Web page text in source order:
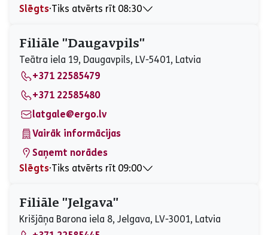
Slēgts⋅Tiks atvērts rīt 08:30
Otrdiena
08:30 - 17:00
Trešdiena
08:30 - 17:00
Ceturtdiena
08:30 - 17:00
Piektdiena
08:30 - 17:00
Sestdiena
Slēgts
Svētdiena
Filiāle "Daugavpils"
Teātra iela 19, Daugavpils, LV-5401, Latvia
+371 22585479
+371 22585480
latgale@ergo.lv
Vairāk informācijas
Saņemt norādes
Slēgts⋅Tiks atvērts rīt 09:00
Otrdiena
09:00 - 17:00
Trešdiena
09:00 - 17:00
Ceturtdiena
09:00 - 17:00
Filiāle "Jelgava"
Krišjāņa Barona iela 8, Jelgava, LV-3001, Latvia